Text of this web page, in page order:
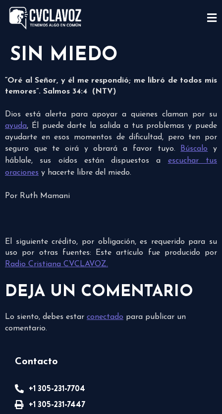
SIN MIEDO
“Oré al Señor, y él me respondió; me libró de todos mis
temores”. Salmos 34:4 (NTV)
Dios está alerta para apoyar a quienes claman por su
ayuda, Él puede darte la salida a tus problemas y puede
ayudarte en esos momentos de dificultad, pero ten por
seguro que te oirá y obrará a favor tuyo. Búscalo y
háblale, sus oídos están dispuestos a escuchar tus
oraciones y hacerte libre del miedo.
Por Ruth Mamani
El siguiente crédito, por obligación, es requerido para su
uso por otras fuentes: Este artículo fue producido por
Radio Cristiana CVCLAVOZ.
DEJA UN COMENTARIO
Lo siento, debes estar conectado para publicar un
comentario.
Contacto
+1 305-231-7704
+1 305-231-7447